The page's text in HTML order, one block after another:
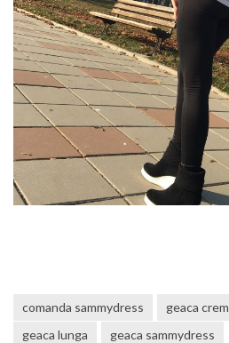
comanda sammydress geaca crem
geaca lunga
geaca sammydress